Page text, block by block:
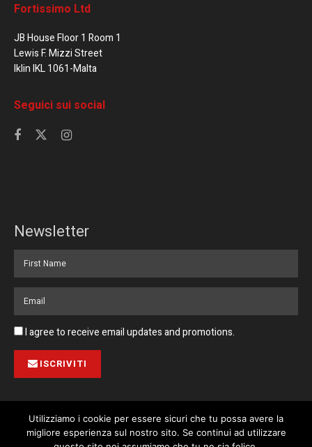
Fortissimo Ltd
JB House Floor 1 Room 1
Lewis F. Mizzi Street
Iklin IKL 1061-Malta
Seguici sui social
Newsletter
I agree to receive email updates and promotions.
ISCRIVITI
Pubblicità Collabora con noi Contatto Privacy Policy
Utilizziamo i cookie per essere sicuri che tu possa avere la
migliore esperienza sul nostro sito. Se continui ad utilizzare